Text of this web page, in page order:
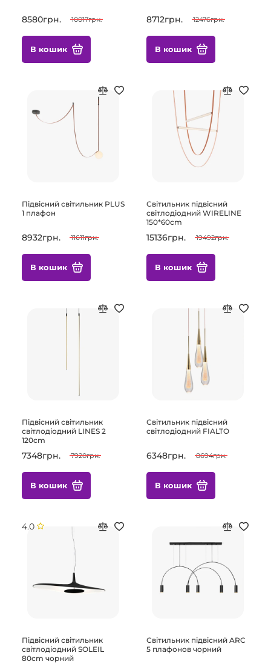
8580грн. 10017грн.
В кошик
8712грн. 12476грн.
В кошик
Підвісний світильник PLUS
1 плафон
8932грн. 11611грн.
В кошик
Світильник підвісний
світлодіодний WIRELINE
150*60cm
15136грн. 19492грн.
В кошик
Підвісний світильник
світлодіодний LINES 2
120cm
7348грн. 7920грн.
В кошик
Світильник підвісний
світлодіодний FIALTO
6348грн. 8694грн.
В кошик
4.0
Підвісний світильник
світлодіодний SOLEIL
80cm чорний
Світильник підвісний ARC
5 плафонов чорний